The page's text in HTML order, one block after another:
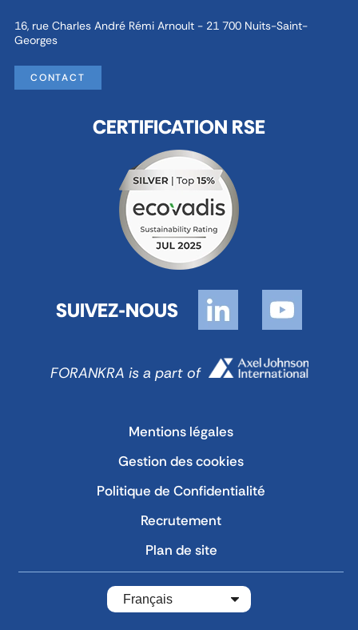
16, rue Charles André Rémi Arnoult - 21 700 Nuits-Saint-
Georges
CONTACT
CERTIFICATION RSE
SUIVEZ-NOUS
FORANKRA is a part of
Mentions légales
Gestion des cookies
Politique de Confidentialité
Recrutement
Plan de site
Français